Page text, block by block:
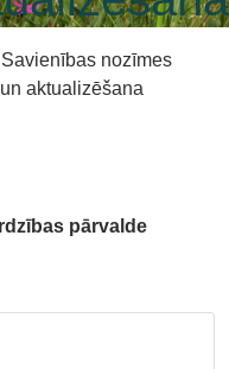
nozīmes
aktualizēšana
pārvalde